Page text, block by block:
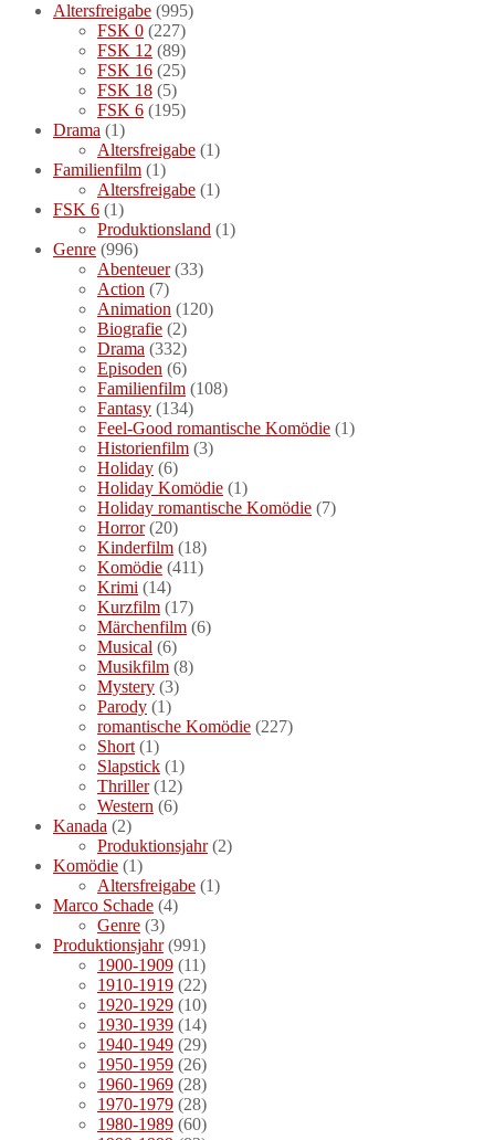
Altersfreigabe (995)
FSK 0 (227)
FSK 12 (89)
FSK 16 (25)
FSK 18 (5)
FSK 6 (195)
Drama (1)
Altersfreigabe (1)
Familienfilm (1)
Altersfreigabe (1)
FSK 6 (1)
Produktionsland (1)
Genre (996)
Abenteuer(33)
Action (7)
Animation (120)
Biografie (2)
Drama (332)
Episoden (6)
Familienfilm (108)
Fantasy (134)
Feel-Good romantische Komödie (1)
Historienfilm (3)
Holiday (6)
Holiday Komödie (1)
Holiday romantische Komödie (7)
Horror(20)
Kinderfilm (18)
Komödie (411)
Krimi (14)
Kurzfilm (17)
Märchenfilm (6)
Musical (6)
Musikfilm (8)
Mystery (3)
Parody (1)
romantische Komödie (227)
Short (1)
Slapstick (1)
Thriller(12)
Western (6)
Kanada (2)
Produktionsjahr(2)
Komödie (1)
Altersfreigabe (1)
Marco Schade (4)
Genre (3)
Produktionsjahr(991)
1900-1909 (11)
1910-1919 (22)
1920-1929 (10)
1930-1939 (14)
1940-1949 (29)
1950-1959 (26)
1960-1969 (28)
1970-1979 (28)
1980-1989 (60)